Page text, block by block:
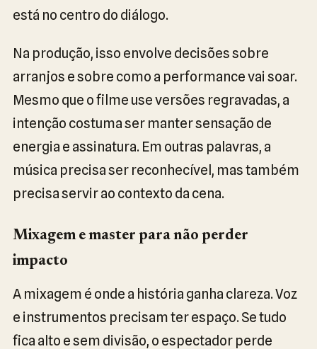
está no centro do diálogo.
Na produção, isso envolve decisões sobre
arranjos e sobre como a performance vai soar.
Mesmo que o filme use versões regravadas, a
intenção costuma ser manter sensação de
energia e assinatura. Em outras palavras, a
música precisa ser reconhecível, mas também
precisa servir ao contexto da cena.
Mixagem e master para não perder
impacto
A mixagem é onde a história ganha clareza. Voz
e instrumentos precisam ter espaço. Se tudo
fica alto e sem divisão, o espectador perde